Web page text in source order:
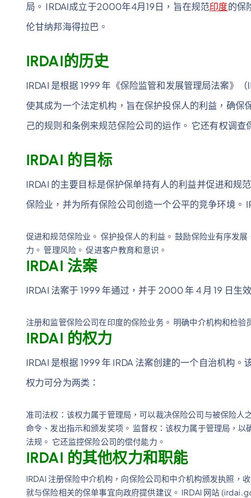
局。 IRDAI成立于2000年4月19日，旨在规范印度的保
伦甘纳邦海得拉巴。
IRDAI的历史
IRDAI 是根据 1999 年《保险监管和发展管理局法案》
使其成为一个法定机构，旨在保护投保人的利益，确保
己的规则和条例来规范保险公司的运作。 它还有权调查
IRDAI 的目标
IRDAI 的主要目标是保护保单持有人的利益并促进和规
保险业，并为所有保险公司创造一个公平的竞争环境。
促进和规范保险业。 保护投保人的利益。 鼓励保险业有序发
力。 管理风险。 促进客户教育和意识。
IRDAI 法案
IRDAI 法案于 1999 年通过，并于 2000 年 4 月 19 日生
注册和监管保险公司在印度的保险业务。 明确中介机构和检验
IRDAI 的权力
IRDAI 是根据 1999 年 IRDA 法案创建的一个自治机构
权力可分为两类：
准司法权：该权力属于管理局，可以裁决保险公司与被保险人
命令、发出指示和颁发奖项。 监督权：该权力属于管理局，
法规。 它还监控保险公司的偿付能力。
IRDAI 的其他权力和职能
IRDAI 注册保险中介机构，向保险公司和中介机构颁发执照，
就与保险相关的保单事宜向政府提供建议。 IRDAI 网站